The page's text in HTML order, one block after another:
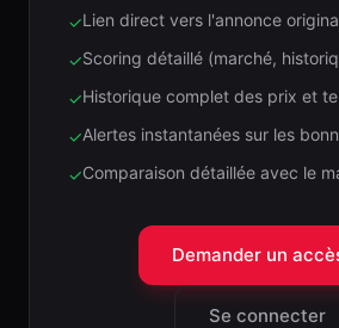
✓Lien direct vers l'annonce
✓Scoring détaillé (marché,
✓Historique complet des prix et
✓Alertes instantanées sur les
✓Comparaison détaillée avec le
Demander un
Se connecter